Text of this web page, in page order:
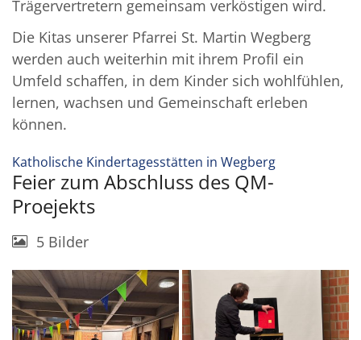
Trägervertretern gemeinsam verköstigen wird.
Die Kitas unserer Pfarrei St. Martin Wegberg
werden auch weiterhin mit ihrem Profil ein
Umfeld schaffen, in dem Kinder sich wohlfühlen,
lernen, wachsen und Gemeinschaft erleben
können.
Katholische Kindertagesstätten in Wegberg:
Feier zum Abschluss des QM-
Proejekts
5 Bilder